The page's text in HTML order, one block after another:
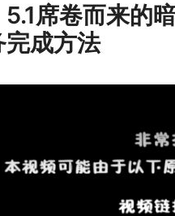
5.1席卷而来的
成方法